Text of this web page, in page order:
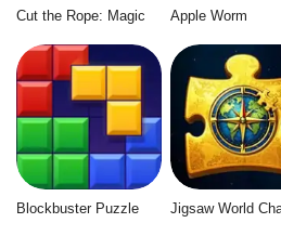
Cut the Rope: Magic Apple Worm
Blockbuster Puzzle